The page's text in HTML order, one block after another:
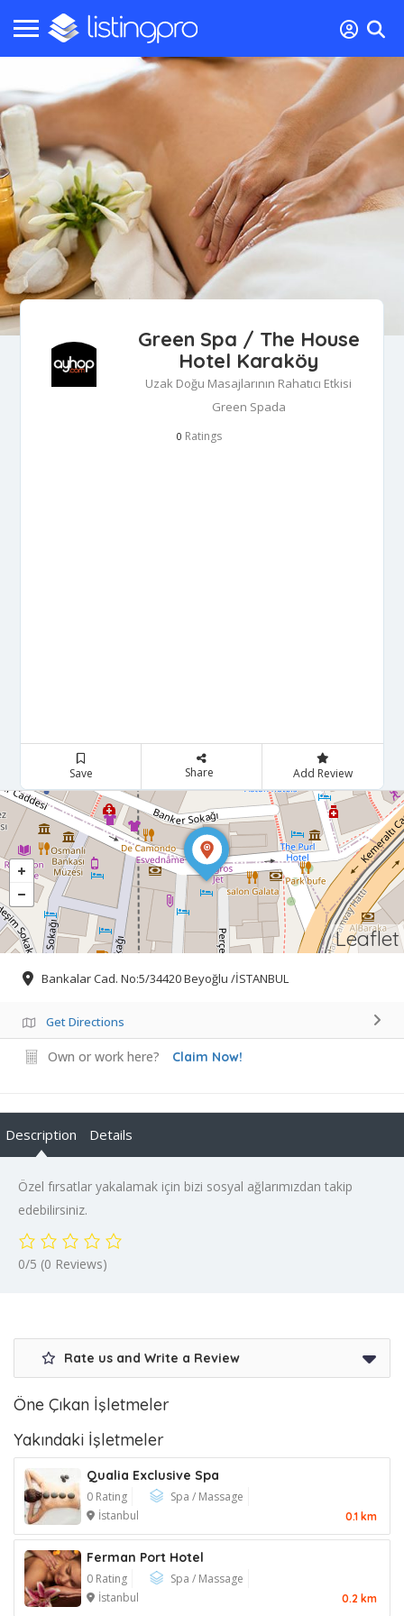
Green Spa / The House
Hotel Karaköy
Uzak Doğu Masajlarının Rahatıcı Etkisi
Green Spada
0 Ratings
Save Share Add Review
Leaflet
Bankalar Cad. No:5/34420 Beyoğlu /İSTANBUL
Get Directions
Own or work here? Claim Now!
Description Details
Özel fırsatlar yakalamak için bizi sosyal ağlarımızdan takip
edebilirsiniz.
0/5 (0 Reviews)
Rate us and Write a Review
Öne Çıkan İşletmeler
Yakındaki İşletmeler
Qualia Exclusive Spa
0 Rating
Spa / Massage
İstanbul
0.1 km
Ferman Port Hotel
0 Rating
Spa / Massage
İstanbul
0.2 km